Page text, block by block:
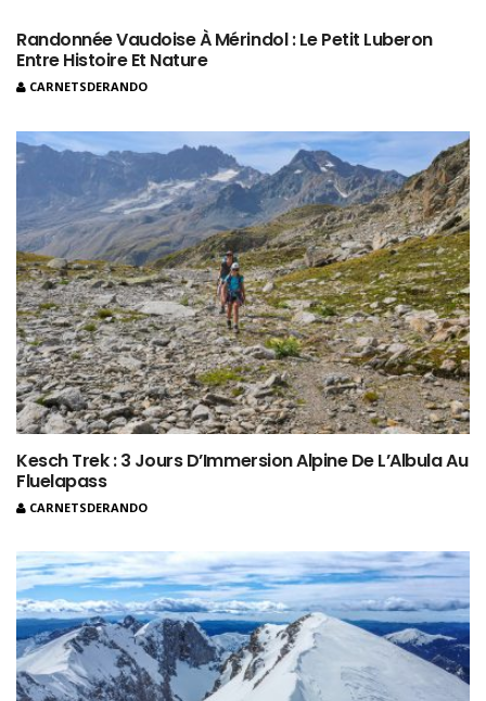
Randonnée Vaudoise À Mérindol : Le Petit Luberon
Entre Histoire Et Nature
CARNETSDERANDO
Kesch Trek : 3 Jours D’Immersion Alpine De L’Albula Au
Fluelapass
CARNETSDERANDO